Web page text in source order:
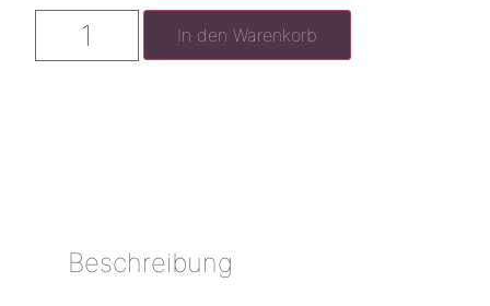
In den Warenkorb
Beschreibung